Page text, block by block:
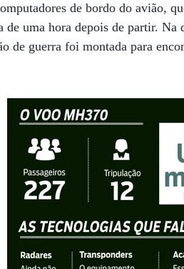
de bordo do avião,
de uma hora depois de partir.
de guerra foi montada para